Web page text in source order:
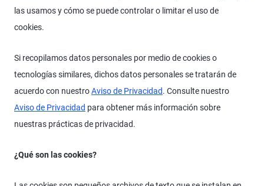
las usamos y cómo se puede controlar o limitar el uso de
cookies.
Si recopilamos datos personales por medio de cookies o
tecnologías similares, dichos datos personales se tratarán de
acuerdo con nuestroAviso de Privacidad. Consulte nuestro
Aviso de Privacidad para obtener más información sobre
nuestras prácticas de privacidad.
¿Qué son las cookies?